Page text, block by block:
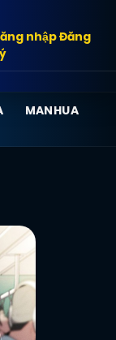
nhậpĐăng
MANHUA